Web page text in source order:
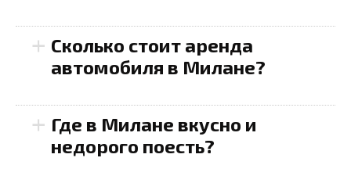
где расположены бутики
luxury-брендов, такие как
Prada и Gucci. Здесь также
чашкой кофе.
Квадрат моды
(Giardini Pubblici Indro
можно увидеть
разнообразных животных
и насладиться природой.
+ Сколько стоит аренда
автомобиля в Милане?
+ Где в Милане вкусно и
недорого поесть?